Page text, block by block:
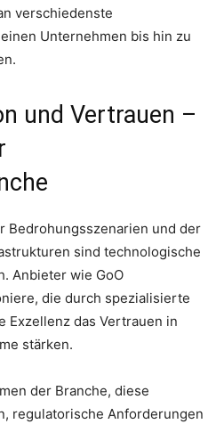
verschiedenste
Unternehmen bis hin zu
und Vertrauen –
Bedrohungsszenarien und der
sind technologische
Anbieter wie GoO
die durch spezialisierte
Exzellenz das Vertrauen in
stärken.
der Branche, diese
regulatorische Anforderungen